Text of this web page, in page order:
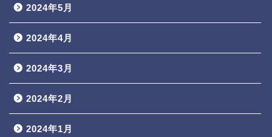
2024年5月
2024年4月
2024年3月
2024年2月
2024年1月